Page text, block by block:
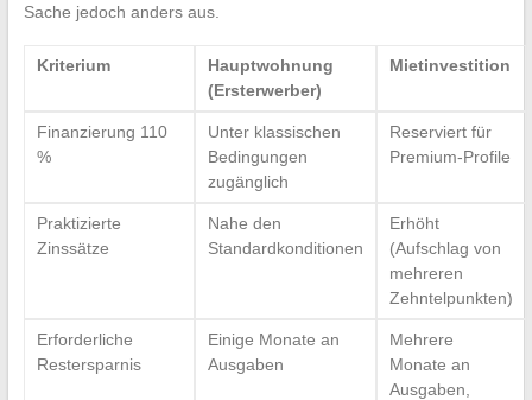
Sache jedoch anders aus.
Kriterium
Hauptwohnung
(Ersterwerber)
Mietinvestition
Finanzierung 110
%
Unter klassischen
Bedingungen
zugänglich
Reserviert für
Premium-Profile
Praktizierte
Zinssätze
Nahe den
Standardkonditionen
Erhöht
(Aufschlag von
mehreren
Zehntelpunkten)
Erforderliche
Restersparnis
Einige Monate an
Ausgaben
Mehrere
Monate an
Ausgaben,